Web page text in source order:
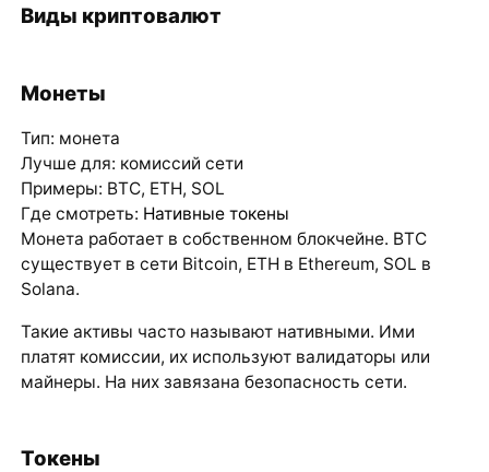
Виды криптовалют
Монеты
Тип: монета
Лучше для: комиссий сети
Примеры: BTC, ETH, SOL
Где смотреть: Нативные токены
Монета работает в собственном блокчейне. BTC
существует в сети Bitcoin, ETH в Ethereum, SOL в
Solana.
Такие активы часто называют нативными. Ими
платят комиссии, их используют валидаторы или
майнеры. На них завязана безопасность сети.
Токены